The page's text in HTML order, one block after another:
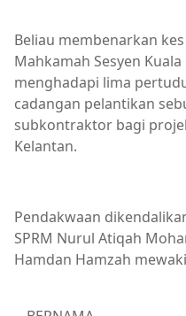
Beliau membenarkan
Mahkamah Sesyen
menghadapi lima
cadangan pelantikan
subkontraktor bagi
Kelantan.
Pendakwaan
SPRM Nurul Atiqah
Hamdan Hamzah